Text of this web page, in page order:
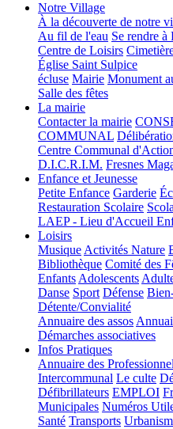
Notre Village
À la découverte de notre
Au fil de l'eau Se rendre à
Centre de Loisirs
Église Saint Sulpice
écluse Mairie Monument
Salle des fêtes
La mairie
Contacter la mairie
COMMUNAL
Centre Communal
D.I.C.R.I.M. Fresnes
Enfance et Jeunesse
Petite Enfance Garderie
Restauration Scolaire
LAEP - Lieu d'Accueil
Loisirs
MusiqueActivités Nature
Bibliothèque Comité des
EnfantsAdolescents
Danse Sport Défense
Détente/Convialité
Annuaire des assos
Démarches associatives
Infos Pratiques
Annuaire des
Intercommunal Le culte
Défibrillateurs EMPLOI
Municipales Numéros
Santé Transports